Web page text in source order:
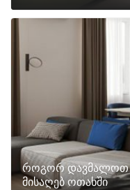
როგორ დავმალოთ
მისაღებ ოთახში